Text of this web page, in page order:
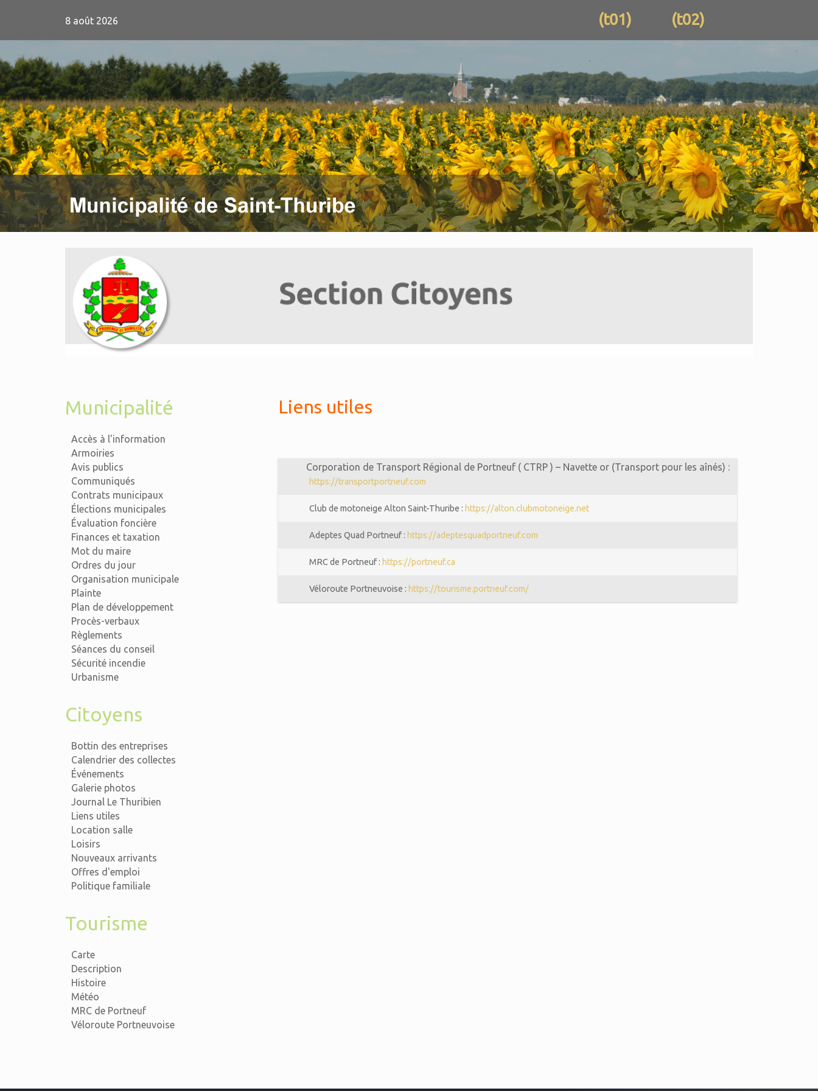
8 août 2026 (t01) (t02)
Municipalité
Accès à l'information
Armoiries
Avis publics
Communiqués
Contrats municipaux
Élections municipales
Évaluation foncière
Finances et taxation
Mot du maire
Ordres du jour
Organisation municipale
Plainte
Plan de développement
Procès-verbaux
Règlements
Séances du conseil
Sécurité incendie
Urbanisme
Citoyens
Bottin des entreprises
Calendrier des collectes
Événements
Galerie photos
Journal Le Thuribien
Liens utiles
Location salle
Loisirs
Nouveaux arrivants
Offres d'emploi
Politique familiale
Tourisme
Carte
Description
Histoire
Météo
MRC de Portneuf
Véloroute Portneuvoise
Liens utiles
Corporation de Transport Régional de Portneuf ( CTRP ) – Navette or (Transport pour les aînés) :
https://transportportneuf.com
Club de motoneige Alton Saint-Thuribe : https://alton.clubmotoneige.net
Adeptes Quad Portneuf : https://adeptesquadportneuf.com
MRC de Portneuf : https://portneuf.ca
Véloroute Portneuvoise : https://tourisme.portneuf.com/